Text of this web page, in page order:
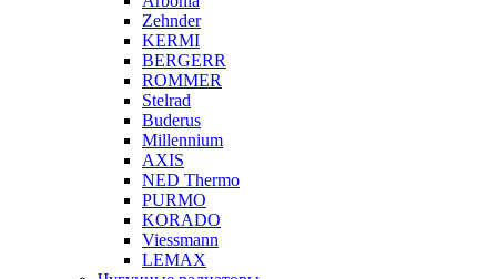
Zehnder
KERMI
BERGERR
ROMMER
Stelrad
Buderus
Millennium
AXIS
NED Thermo
PURMO
KORADO
Viessmann
LEMAX